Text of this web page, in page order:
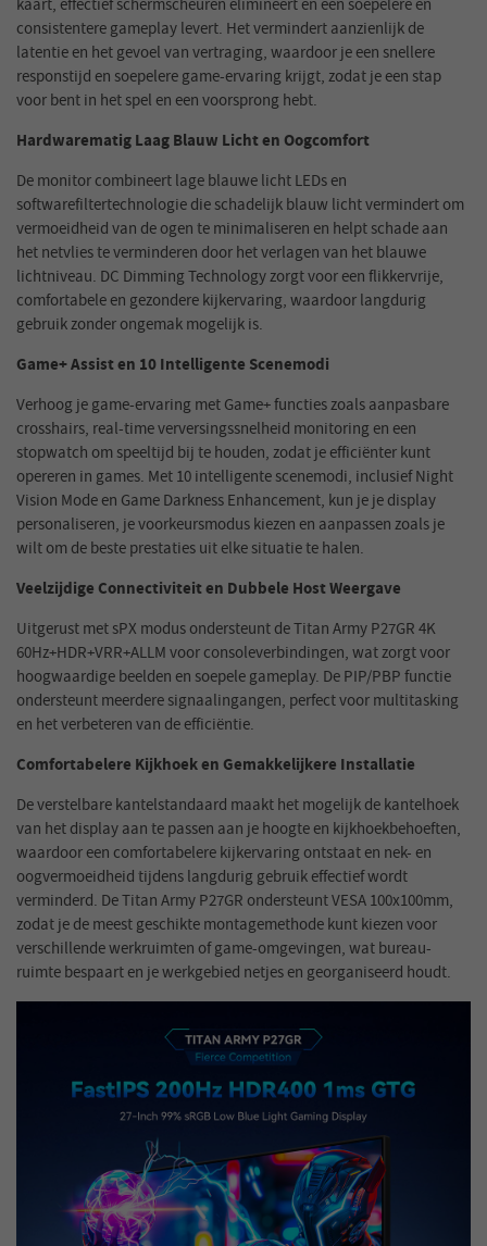
kaart, effectief schermscheuren elimineert en een soepelere en
consistentere gameplay levert. Het vermindert aanzienlijk de
latentie en het gevoel van vertraging, waardoor je een snellere
responstijd en soepelere game-ervaring krijgt, zodat je een stap
voor bent in het spel en een voorsprong hebt.
Hardwarematig Laag Blauw Licht en Oogcomfort
De monitor combineert lage blauwe licht LEDs en
softwarefiltertechnologie die schadelijk blauw licht vermindert om
vermoeidheid van de ogen te minimaliseren en helpt schade aan
het netvlies te verminderen door het verlagen van het blauwe
lichtniveau. DC Dimming Technology zorgt voor een flikkervrije,
comfortabele en gezondere kijkervaring, waardoor langdurig
gebruik zonder ongemak mogelijk is.
Game+ Assist en 10 Intelligente Scenemodi
Verhoog je game-ervaring met Game+ functies zoals aanpasbare
crosshairs, real-time verversingssnelheid monitoring en een
stopwatch om speeltijd bij te houden, zodat je efficiënter kunt
opereren in games. Met 10 intelligente scenemodi, inclusief Night
Vision Mode en Game Darkness Enhancement, kun je je display
personaliseren, je voorkeursmodus kiezen en aanpassen zoals je
wilt om de beste prestaties uit elke situatie te halen.
Veelzijdige Connectiviteit en Dubbele Host Weergave
Uitgerust met sPX modus ondersteunt de Titan Army P27GR 4K
60Hz+HDR+VRR+ALLM voor consoleverbindingen, wat zorgt voor
hoogwaardige beelden en soepele gameplay. De PIP/PBP functie
ondersteunt meerdere signaalingangen, perfect voor multitasking
en het verbeteren van de efficiëntie.
Comfortabelere Kijkhoek en Gemakkelijkere Installatie
De verstelbare kantelstandaard maakt het mogelijk de kantelhoek
van het display aan te passen aan je hoogte en kijkhoekbehoeften,
waardoor een comfortabelere kijkervaring ontstaat en nek- en
oogvermoeidheid tijdens langdurig gebruik effectief wordt
verminderd. De Titan Army P27GR ondersteunt VESA 100x100mm,
zodat je de meest geschikte montagemethode kunt kiezen voor
verschillende werkruimten of game-omgevingen, wat bureau-
ruimte bespaart en je werkgebied netjes en georganiseerd houdt.